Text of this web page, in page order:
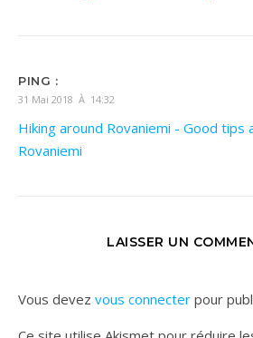
PING :
31 Mai 2018 À 14:32
Hiking around Rovaniemi - Good tips
Rovaniemi
LAISSER UN
Vous devez vous connecter pour